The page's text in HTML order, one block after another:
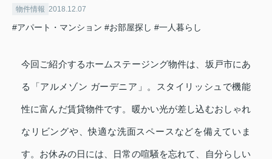
物件情報 2018.12.07
#アパート・マンション #お部屋探し #一人暮らし
今回ご紹介するホームステージング物件は、坂戸市にあ
る「アルメゾン ガーデニア」。スタイリッシュで機能
性に富んだ賃貸物件です。暖かい光が差し込むおしゃれ
なリビングや、快適な洗面スペースなどを備えていま
す。お休みの日には、日常の喧騒を忘れて、自分らしい